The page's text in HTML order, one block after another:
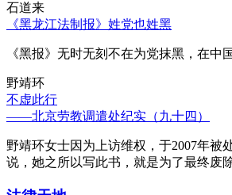
石道来
《黑龙江法制报》姓党也姓黑
《黑报》无时无刻不在为党抹黑，在中
野靖环
不虚此行
——北京劳教调遣处纪实（九十四）
野靖环女士因为上访维权，于2007年
说，她之所以写此书，就是为了最终废